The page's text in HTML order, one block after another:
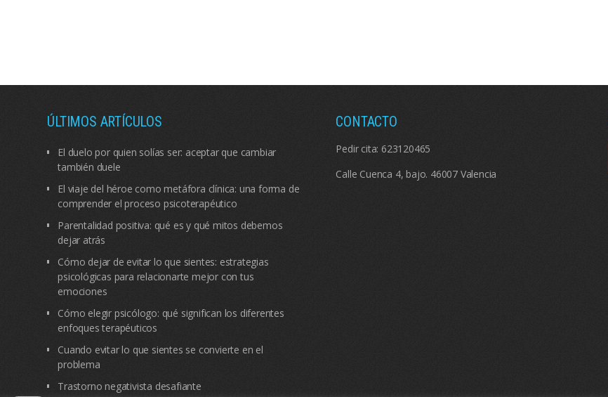
ÚLTIMOS ARTÍCULOS
El duelo por quien solías ser: aceptar que cambiar
también duele
El viaje del héroe como metáfora clínica: una forma de
comprender el proceso psicoterapéutico
Parentalidad positiva: qué es y qué mitos debemos
dejar atrás
Cómo dejar de evitar lo que sientes: estrategias
psicológicas para relacionarte mejor con tus
emociones
Cómo elegir psicólogo: qué significan los diferentes
enfoques terapéuticos
Cuando evitar lo que sientes se convierte en el
problema
Trastorno negativista desafiante
CONTACTO
Pedir cita: 623120465
Calle Cuenca 4, bajo. 46007 Valencia